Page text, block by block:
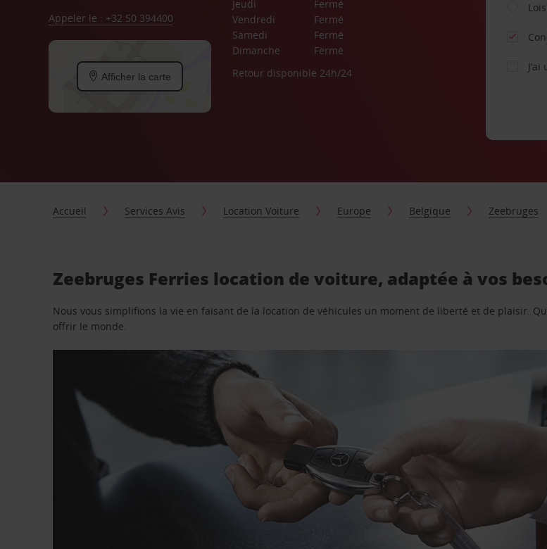
Appeler le : +32 50 394400
Afficher la carte
Jeudi
Fermé
Vendredi
Fermé
Samedi
Fermé
Dimanche
Fermé
Retour disponible 24h/24
Accueil Services Avis Location Voiture Europe Belgique Zeebruges
Zeebruges Ferries location de voiture, adaptée à vos
Nous vous simplifions la vie en faisant de la location de véhicules un moment de liberté et de plaisir.
offrir le monde.